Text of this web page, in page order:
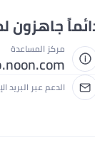
جاهزون
مركز المساعدة
الدعم عبر البريد